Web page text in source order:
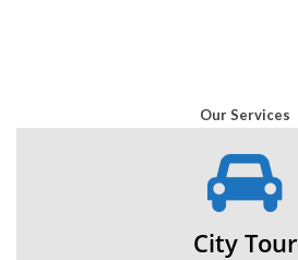
Our Services
City Tour